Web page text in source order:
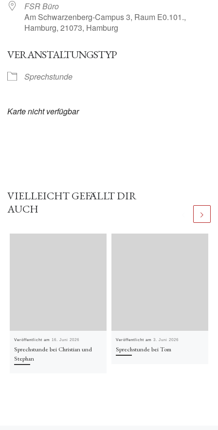
FSR Büro
Am Schwarzenberg-Campus 3, Raum E0.101.,
Hamburg, 21073, Hamburg
VERANSTALTUNGSTYP
Sprechstunde
Karte nicht verfügbar
VIELLEICHT GEFÄLLT DIR
AUCH
Veröffentlicht am 16. Juni 2026
Sprechstunde bei Christian und
Stephan
Veröffentlicht am3. Juni 2026
Sprechstunde bei Tom